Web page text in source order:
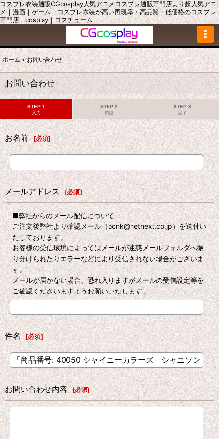
コスプレ衣装通販CGcosplay人気アニメコスプレ通販専門店より超人気アニ
メ｜漫画｜ゲーム コスプレ衣装が高い再現率・高品質・低価格のコスプレ
専門店｜cosplay｜コスチューム
ホーム > お問い合わせ
お問い合わせ
STEP 1
入力
STEP 2
確認
STEP 3
完了
お名前 [必須]
メールアドレス [必須]
■弊社からのメール配信について
ご注文後弊社より確認メール（ocnk@netnext.co.jp）を送付い
たしております。
お客様の受信環境によってはメールが迷惑メールフォルダへ振
り分けられたりエラーなどにより受信されない場合がございま
す。
メールが届かない場合、恐れ入りますがメールの受信設定等を
ご確認くださいますようお願いいたします。
件名 [必須]
お問い合わせ内容 [必須]